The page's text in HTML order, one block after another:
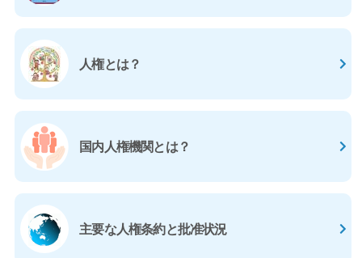
人権とは？
国内人権機関とは？
主要な人権条約と批准状況